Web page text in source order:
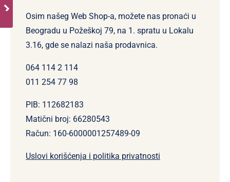
Osim našeg Web Shop-a, možete nas pronaći u
Beogradu u Požeškoj 79, na 1. spratu u Lokalu
3.16, gde se nalazi naša prodavnica.
064 114 2 114
011 254 77 98
PIB: 112682183
Matični broj: 66280543
Račun: 160-6000001257489-09
Uslovi korišćenja i politika privatnosti